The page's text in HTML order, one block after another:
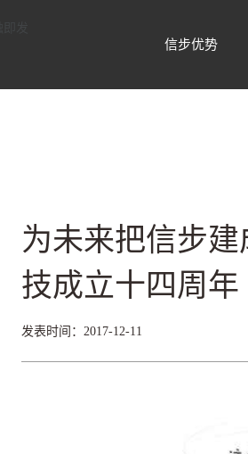
信步优势
为未来把信步
技成立十四周年
发表时间：2017-12-11